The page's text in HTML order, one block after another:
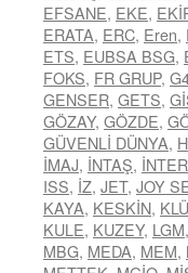
EFSANE, EKE,
ERATA, ERC, Eren,
ETS, EUBSA BSG,
FOKS, FR GRUP,
GENSER, GETS,
GÖZAY, GÖZDE,
GÜVENLİ DÜNYA,
İMAJ, İNTAŞ, İNTER
ISS, İZ, JET, JOY
KAYA, KESKİN,
KULE, KUZEY, LGM,
MBG, MEDA, MEM,